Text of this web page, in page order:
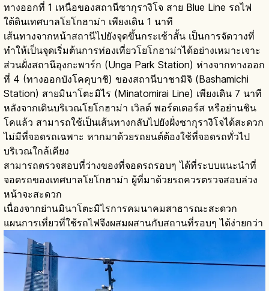
ทางออกที่ 1 เหนือของสถานีซากุรางิโจ สาย Blue Line รถไฟ
ใต้ดินเทศบาลโยโกฮาม่า เพียงเดิน 1 นาที
เส้นทางจากหน้าสถานีไปยังจุดขึ้นกระเช้าสั้น เป็นการจัดวางที่
ทำให้เป็นจุดเริ่มต้นการท่องเที่ยวโยโกฮาม่าได้อย่างเหมาะเจาะ
ส่วนฝั่งสถานีอุงกะพาร์ก (Unga Park Station) ห่างจากทางออก
ที่ 4 (ทางออกบังโคคุบาชิ) ของสถานีบาชามิจิ (Bashamichi
Station) สายมินาโตะมิไร (Minatomirai Line) เพียงเดิน 7 นาที
หลังจากเดินบริเวณโยโกฮาม่า เวิลด์ พอร์ตเตอร์ส หรือย่านชิน
โคแล้ว สามารถใช้เป็นเส้นทางกลับไปยังฝั่งซากุรางิโจได้สะดวก
ไม่มีที่จอดรถเฉพาะ หากมาด้วยรถยนต์ต้องใช้ที่จอดรถทั่วไป
บริเวณใกล้เคียง
สามารถตรวจสอบที่ว่างของที่จอดรถรอบๆ ได้ที่ระบบแนะนำที่
จอดรถของเทศบาลโยโกฮาม่า ผู้ที่มาด้วยรถควรตรวจสอบล่วง
หน้าจะสะดวก
เนื่องจากย่านมินาโตะมิไรการคมนาคมสาธารณะสะดวก
แผนการเที่ยวที่ใช้รถไฟจึงผสมผสานกับสถานที่รอบๆ ได้ง่ายกว่า